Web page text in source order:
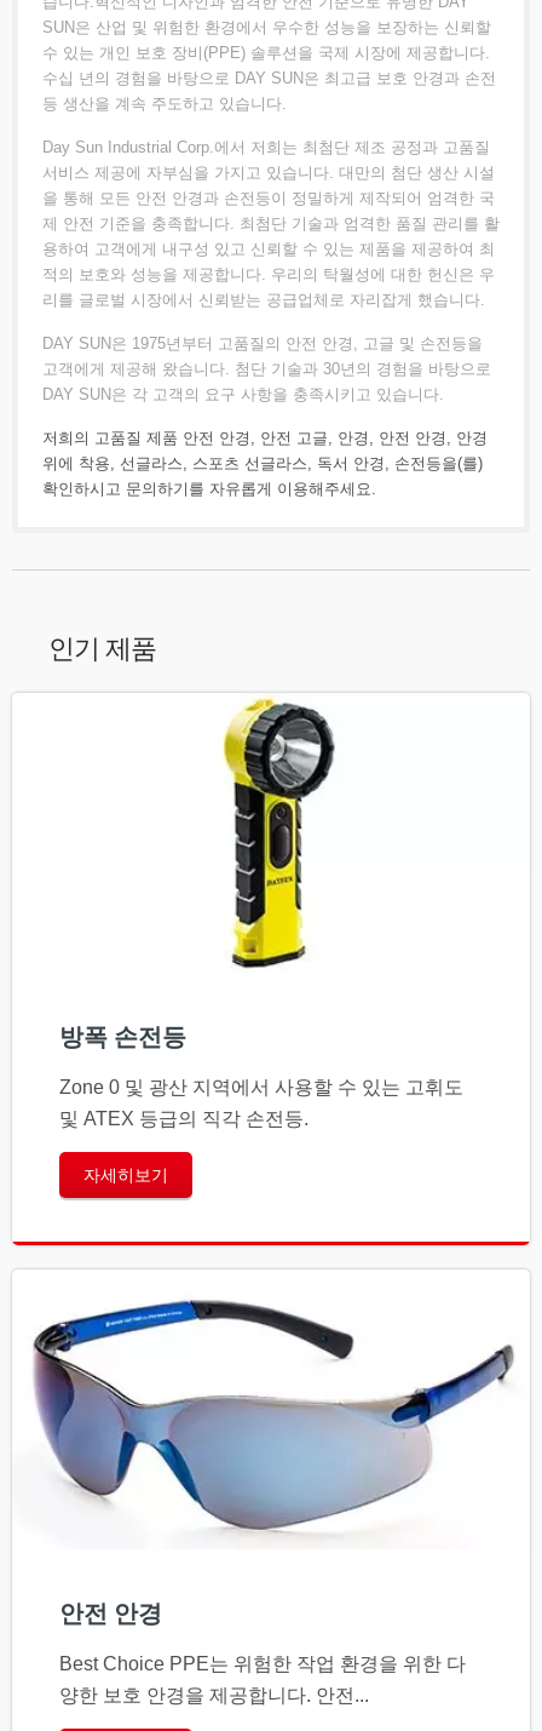
SUN은 산업 및 위험한 환경에서 우수한 성능을 보장하는 신뢰할
수 있는 개인 보호 장비(PPE) 솔루션을 국제 시장에 제공합니다.
수십 년의 경험을 바탕으로 DAY SUN은 최고급 보호 안경과 손전
등 생산을 계속 주도하고 있습니다.
Day Sun Industrial Corp.에서 저희는 최첨단 제조 공정과 고품질
서비스 제공에 자부심을 가지고 있습니다. 대만의 첨단 생산 시설
을 통해 모든 안전 안경과 손전등이 정밀하게 제작되어 엄격한 국
제 안전 기준을 충족합니다. 최첨단 기술과 엄격한 품질 관리를 활
용하여 고객에게 내구성 있고 신뢰할 수 있는 제품을 제공하여 최
적의 보호와 성능을 제공합니다. 우리의 탁월성에 대한 헌신은 우
리를 글로벌 시장에서 신뢰받는 공급업체로 자리잡게 했습니다.
DAY SUN은 1975년부터 고품질의 안전 안경, 고글 및 손전등을
고객에게 제공해 왔습니다. 첨단 기술과 30년의 경험을 바탕으로
DAY SUN은 각 고객의 요구 사항을 충족시키고 있습니다.
저희의 고품질 제품 안전 안경 , 안전 고글, 안경 , 안전 안경 , 안경
위에 착용, 선글라스, 스포츠 선글라스, 독서 안경 , 손전등을(를)
확인하시고 문의하기 를 자유롭게 이용해주세요.
인기 제품
방폭 손전등
Zone 0 및 광산 지역에서 사용할 수 있는 고휘도
및 ATEX 등급의 직각 손전등.
자세히보기
안전 안경
Best Choice PPE는 위험한 작업 환경을 위한 다
양한 보호 안경을 제공합니다. 안전...